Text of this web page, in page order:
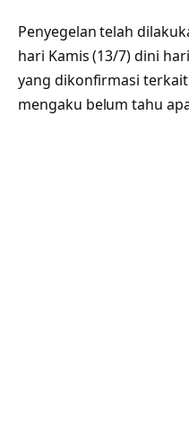
Penyegelan telah
hari Kamis (13/7) dini
yang dikonfirmasi
mengaku belum tahu